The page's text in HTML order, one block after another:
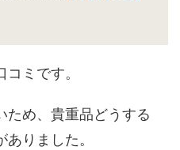
ミです。
ため、貴重品どうする
りました。